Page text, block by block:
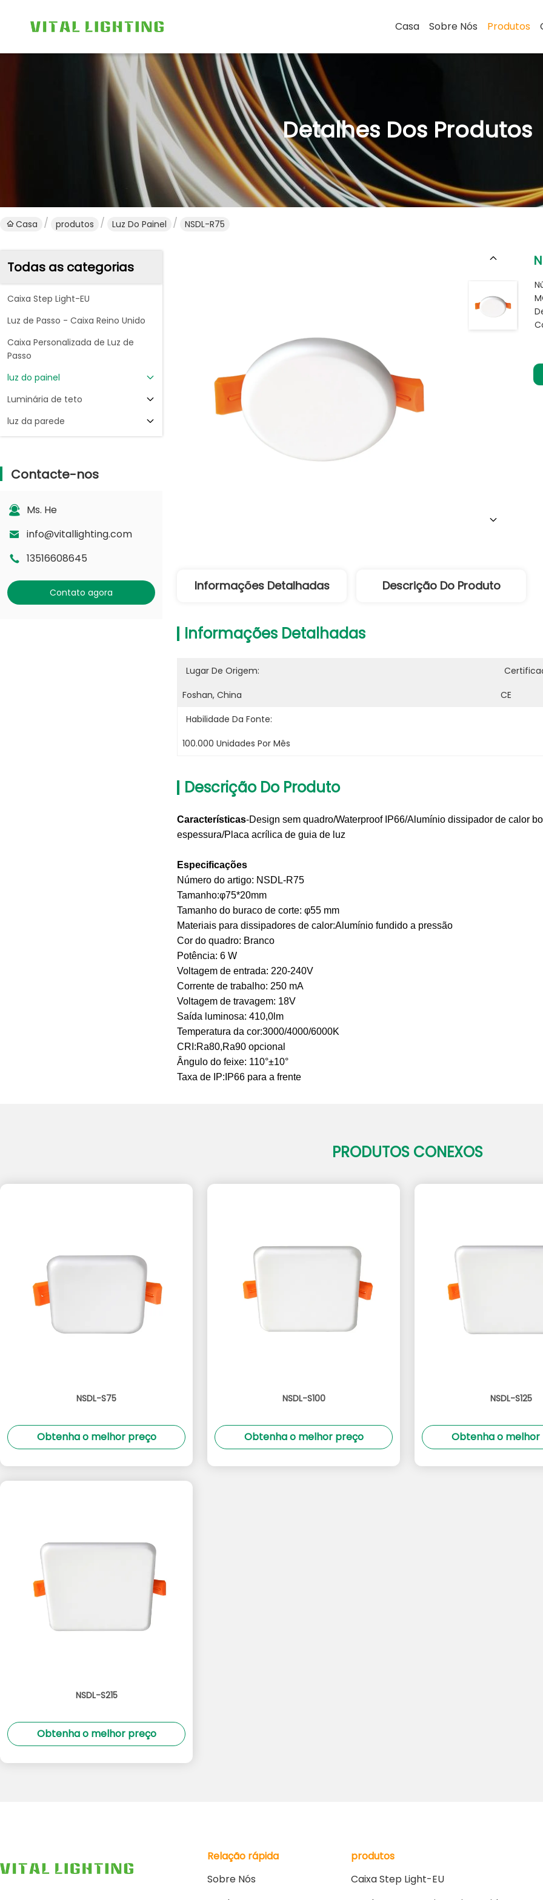
Casa Sobre Nós Produtos
Detalhes Dos Produtos
Casa produtos Luz Do Painel NSDL-R75
Todas as categorias
Caixa Step Light-EU
Luz de Passo - Caixa Reino Unido
Caixa Personalizada de Luz de
Passo
luz do painel
Luminária de teto
luz da parede
Contacte-nos
Ms. He
info@vitallighting.com
13516608645
Contato agora Informações Detalhadas Descrição Do Produto
Informações Detalhadas
Lugar De Origem:
Foshan, China
CE
Habilidade Da Fonte:
100.000 Unidades Por Mês
Descrição Do Produto
Características-Design sem quadro/Waterproof IP66/Alumínio dissipador de calor
espessura/Placa acrílica de guia de luz
Especificações
Número do artigo: NSDL-R75
Tamanho:φ75*20mm
Tamanho do buraco de corte: φ55 mm
Materiais para dissipadores de calor:Alumínio fundido a pressão
Cor do quadro: Branco
Potência: 6 W
Voltagem de entrada: 220-240V
Corrente de trabalho: 250 mA
Voltagem de travagem: 18V
Saída luminosa: 410,0lm
Temperatura da cor:3000/4000/6000K
CRI:Ra80,Ra90 opcional
Ângulo do feixe: 110°±10°
Taxa de IP:IP66 para a frente
PRODUTOS CONEXOS
NSDL-S75
Obtenha o melhor preço
NSDL-S100
Obtenha o melhor preço
NSDL-S125
Obtenha o melhor
NSDL-S215
Obtenha o melhor preço
Relação rápida
Sobre Nós
produtos
Caixa Step Light-EU